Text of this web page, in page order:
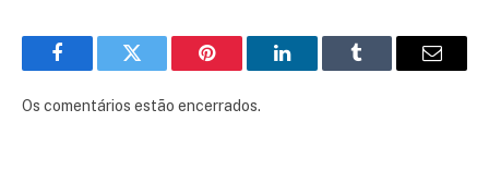
FacebookTwitter Pinterest LinkedInTumblr
E-
Os comentários estão encerrados.